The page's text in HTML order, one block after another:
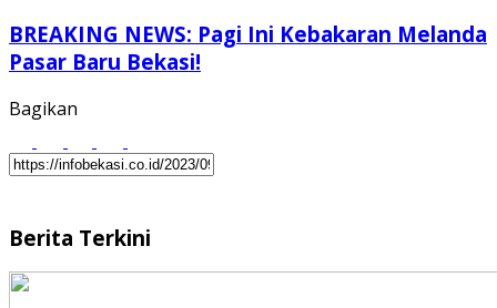
BREAKING NEWS: Pagi Ini Kebakaran Melanda
Pasar Baru Bekasi!
Bagikan
Berita Terkini